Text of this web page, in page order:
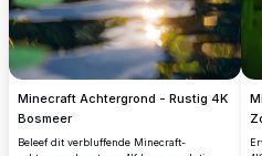
Minecraft Achtergrond - Rustig 4K
Bosmeer
Beleef dit verbluffende Minecraft-